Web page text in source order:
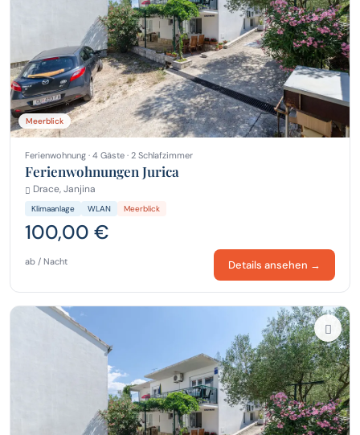
Meerblick
Ferienwohnung · 4 Gäste · 2 Schlafzimmer
Ferienwohnungen Jurica
Drace, Janjina
Klimaanlage WLAN Meerblick
100,00 €
ab / Nacht Details ansehen →